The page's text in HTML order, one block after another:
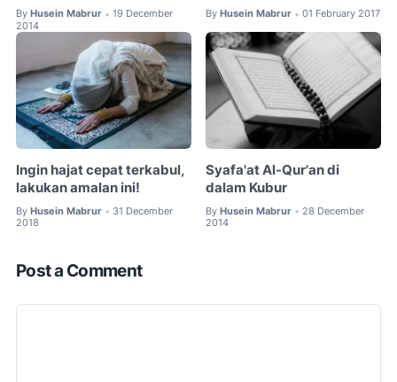
By Husein Mabrur • 19 December
2014
By Husein Mabrur • 01 February 2017
Ingin hajat cepat terkabul,
lakukan amalan ini!
By Husein Mabrur • 31 December
2018
Syafa'at Al-Qur'an di
dalam Kubur
By Husein Mabrur • 28 December
2014
Post a Comment